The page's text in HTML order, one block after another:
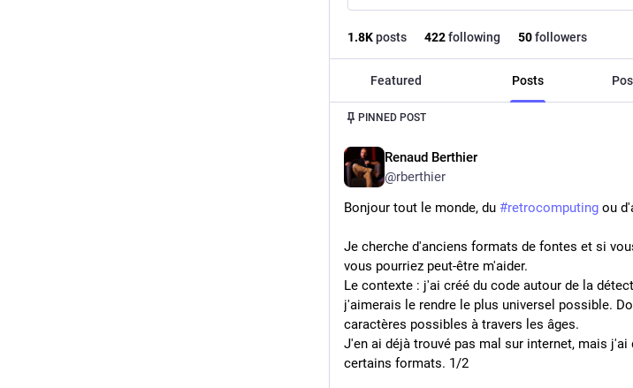
1.8Kposts 422following 50followers
Featured Posts
PINNED POST
Renaud Berthier
@rberthier
Bonjour tout le monde, du #retrocomputing ou
Je cherche d'anciens formats de fontes et si
vous pourriez peut-être m'aider.
Le contexte : j'ai créé du code autour de la
j'aimerais le rendre le plus universel possible.
caractères possibles à travers les âges.
J'en ai déjà trouvé pas mal sur internet, mais
certains formats. 1/2